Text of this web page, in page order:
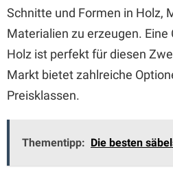
Schnitte und Formen in Holz,
Materialien zu erzeugen.
Holz ist perfekt für diesen
Markt bietet zahlreiche
Preisklassen.
Thementipp: Die besten